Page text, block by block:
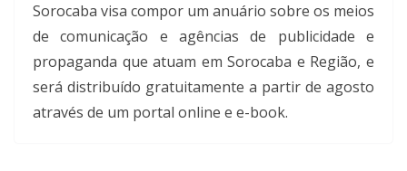
Sorocaba visa compor um anuário sobre os meios
de comunicação e agências de publicidade e
propaganda que atuam em Sorocaba e Região, e
será distribuído gratuitamente a partir de agosto
através de um portal online e e-book.